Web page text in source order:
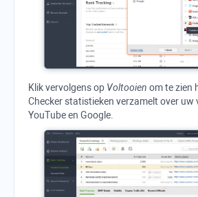
Klik vervolgens op Voltooien om te zien
Checkerstatistieken verzamelt over uw
YouTube en Google.